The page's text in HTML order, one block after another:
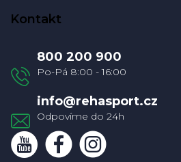
Kontakt
info@rehasport.cz
800 200 900